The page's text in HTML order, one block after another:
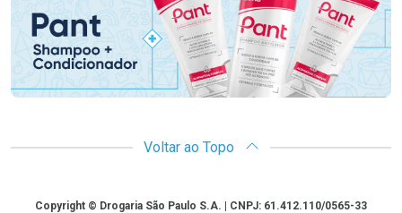
Voltar ao Topo
CopyrightCopyright © Drogaria São Paulo S.A. | CNPJ: 61.412.110/0565-33